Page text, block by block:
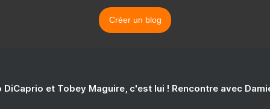
Créer un blog
DiCaprio et Tobey Maguire, c'est lui ! Rencontre avec